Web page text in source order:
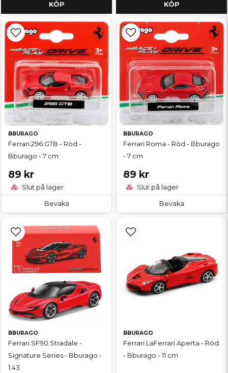
KÖP KÖP
BBURAGO
Ferrari 296 GTB - Röd -
Bburago - 7 cm
89 kr
Slut på lager
Bevaka
BBURAGO
Ferrari Roma - Röd - Bburago
- 7 cm
89 kr
Slut på lager
Bevaka
BBURAGO
Ferrari SF90 Stradale -
Signature Series - Bburago -
1:43
BBURAGO
Ferrari LaFerrari Aperta - Röd
- Bburago - 11 cm